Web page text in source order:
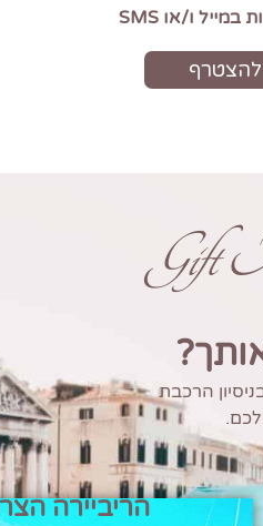
Gift
הרכבת
הריביירה